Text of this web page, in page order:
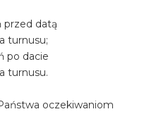
przed datą
turnusu;
po dacie
turnusu.
oczekiwaniom